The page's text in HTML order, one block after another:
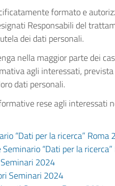
formato e
Responsabili del
dei dati personali.
nella maggior parte dei
agli interessati,
dati personali.
rese agli interessati
“Dati per la ricerca” Roma
“Dati per la
2024
Seminari 2024